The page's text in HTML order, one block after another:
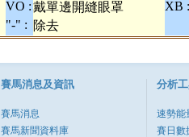
VO :戴單邊開縫眼罩
XB :
"-" : 除去
賽馬消息及資訊
賽馬消息
賽馬新聞資料庫
分析
速勢能
賽日數